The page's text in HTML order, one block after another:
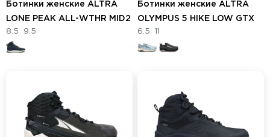
Ботинки женские ALTRA
LONE PEAK ALL-WTHR MID2
8.5 9.5
Ботинки женские ALTRA
OLYMPUS 5 HIKE LOW GTX
6.5 11